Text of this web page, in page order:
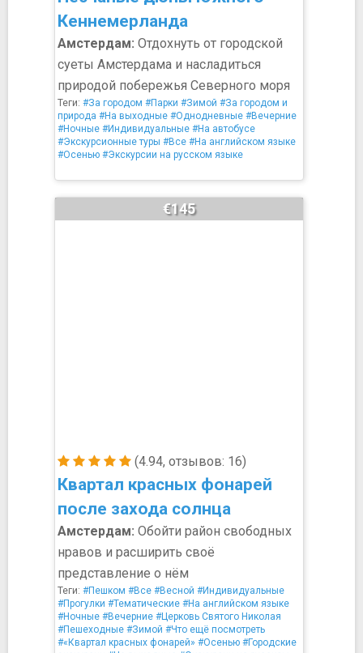
Кеннемерланда
Амстердам: Отдохнуть от городской
суеты Амстердама и насладиться
природой побережья Северного моря
Теги: #За городом #Парки #Зимой #За городом и
природа #На выходные #Однодневные #Вечерние
#Ночные #Индивидуальные #На автобусе
#Экскурсионные туры #Все #На английском языке
#Осенью #Экскурсии на русском языке
(4.94, отзывов: 16)
Квартал красных фонарей
после захода солнца
€145
Амстердам: Обойти район свободных
нравов и расширить своё
представление о нём
Теги: #Пешком #Все #Весной #Индивидуальные
#Прогулки #Тематические #На английском языке
#Ночные #Вечерние #Церковь Святого Николая
#Пешеходные #Зимой #Что ещё посмотреть
#«Квартал красных фонарей» #Осенью #Городские